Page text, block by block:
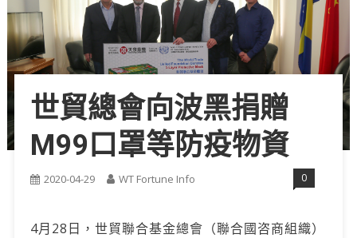
世貿總會向波黑捐贈
M99口罩等防疫物資
2020-04-29 WT Fortune Info 0
4月28日，世貿聯合基金總會（聯合國咨商組織）